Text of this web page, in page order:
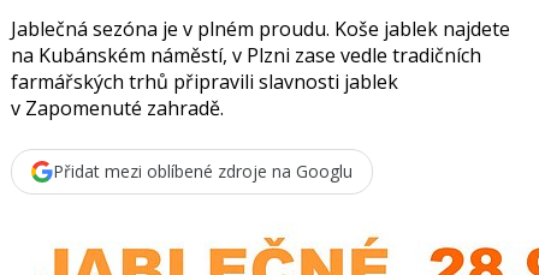
Jablečná sezóna je v plném proudu. Koše jablek najdete
na Kubánském náměstí, v Plzni zase vedle tradičních
farmářských trhů připravili slavnosti jablek
v Zapomenuté zahradě.
Přidat mezi oblíbené zdroje na Googlu